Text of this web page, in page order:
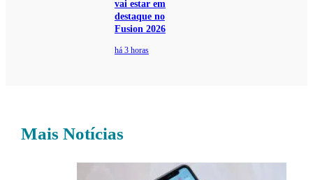
vai estar em
destaque no
Fusion 2026
há 3 horas
Mais Notícias